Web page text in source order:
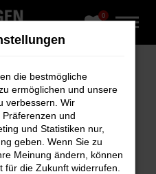
0
die bestmögliche
ermöglichen und unsere
verbessern. Wir
und
und Statistiken nur,
geben. Wenn Sie zu
Meinung ändern, können
für die Zukunft widerrufen.